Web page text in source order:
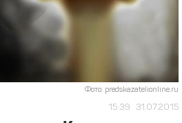
Фото: predskazatelionline.ru
15:39 31.07.2015